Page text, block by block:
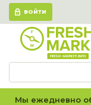
ВОЙТИ
Мы ежедневно